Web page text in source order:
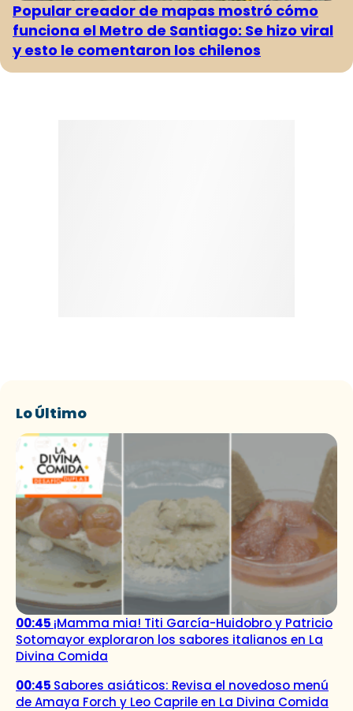
Popular creador de mapas mostró cómo
funciona el Metro de Santiago: Se hizo viral
y esto le comentaron los chilenos
Lo Último
00:45 ¡Mamma mia! Titi García-Huidobro y Patricio
Sotomayor exploraron los sabores italianos en La
Divina Comida
00:45 Sabores asiáticos: Revisa el novedoso menú
de Amaya Forch y Leo Caprile en La Divina Comida